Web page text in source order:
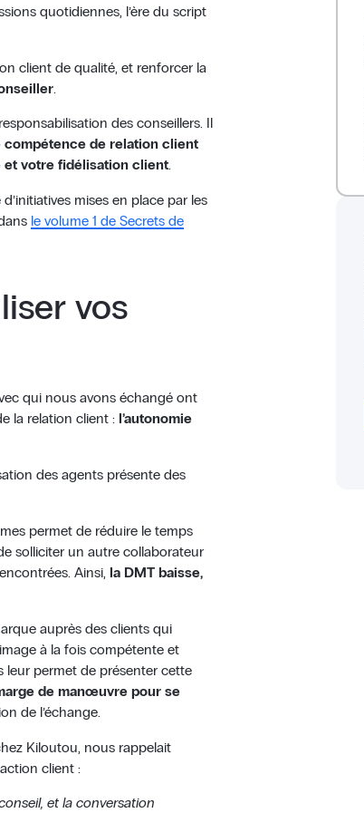
quotidiennes, l’ère du script
client de qualité, et renforcer la
des conseillers. Il
de relation client
votre fidélisation client.
mises en place par les
le volume 1 de Secrets de
vos
qui nous avons échangé ont
la relation client :l’autonomie
des agents présente des
permet de réduire le temps
solliciter un autre collaborateur
Ainsi,la DMT baisse,
auprès des clients qui
à la fois compétente et
leur permet de présenter cette
de manœuvre pour se
de l’échange.
Kiloutou, nous rappelait
client :
et la conversation